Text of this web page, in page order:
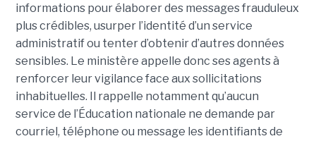
informations pour élaborer des messages frauduleux
plus crédibles, usurper l’identité d’un service
administratif ou tenter d’obtenir d’autres données
sensibles. Le ministère appelle donc ses agents à
renforcer leur vigilance face aux sollicitations
inhabituelles. Il rappelle notamment qu’aucun
service de l’Éducation nationale ne demande par
courriel, téléphone ou message les identifiants de